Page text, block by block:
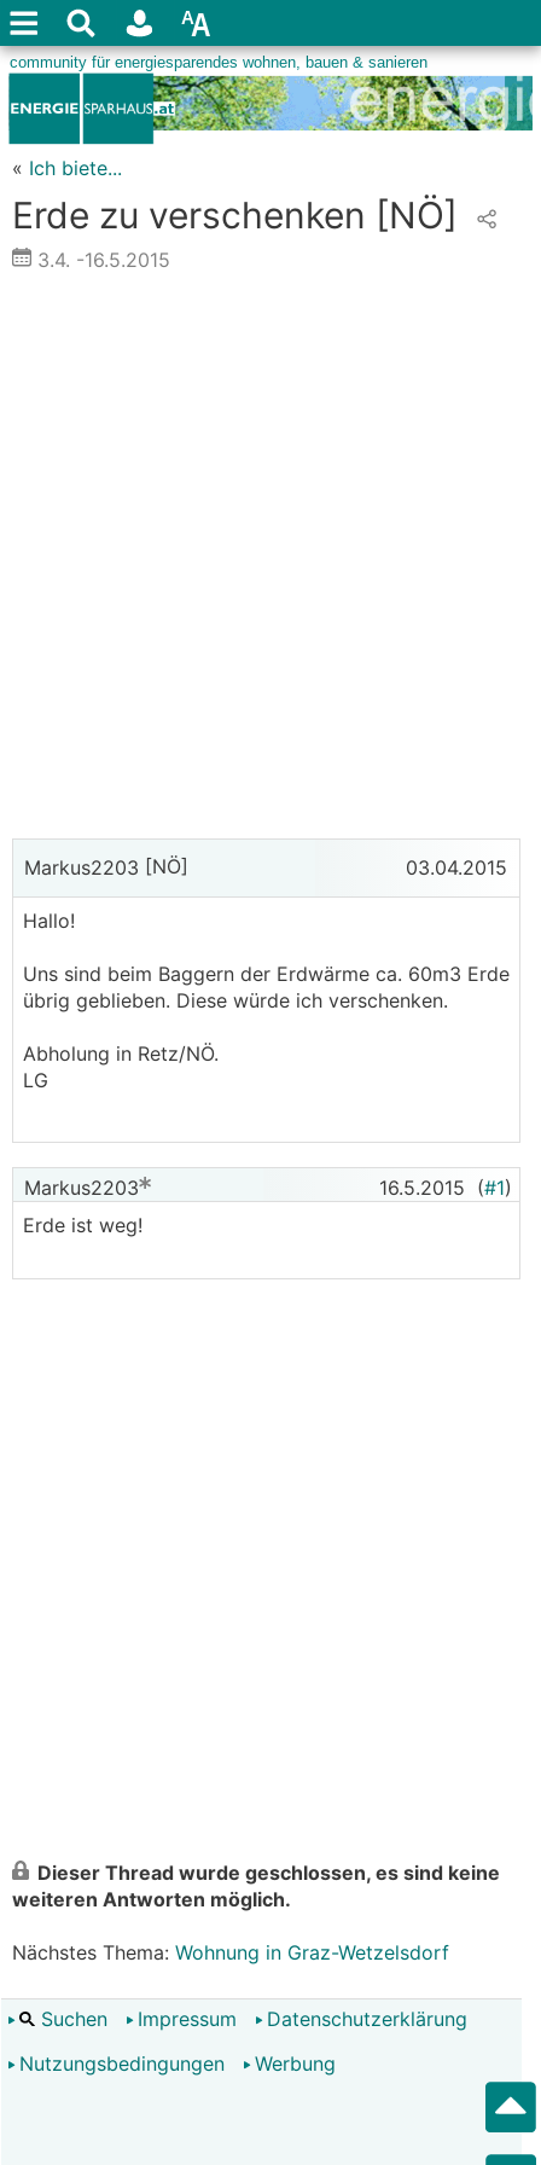
« Ich biete...
Erde zu verschenken [NÖ]
3.4. -16.5.2015
Markus2203 [NÖ] 03.04.2015
Hallo!
Uns sind beim Baggern der Erdwärme ca. 60m3 Erde
übrig geblieben. Diese würde ich verschenken.
Abholung in Retz/NÖ.
LG
Markus2203 16.5.2015 (#1)
Erde ist weg!
Dieser Thread wurde geschlossen, es sind keine
weiteren Antworten möglich.
Nächstes Thema: Wohnung in Graz-Wetzelsdorf
Suchen Impressum
Datenschutzerklärung
Nutzungsbedingungen
Werbung